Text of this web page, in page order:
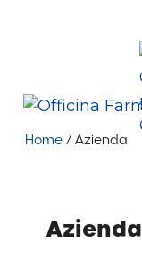
+39
Home /Azienda
Azienda